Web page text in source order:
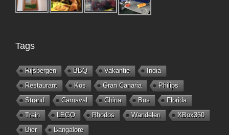
Tags
Rijsbergen BBQ Vakantie
India
Restaurant
Kos Gran Canaria
Philips
Strand
Carnaval China Bus
Florida
Trein
LEGO Rhodos Wandelen
XBox360
Bier
Bangalore